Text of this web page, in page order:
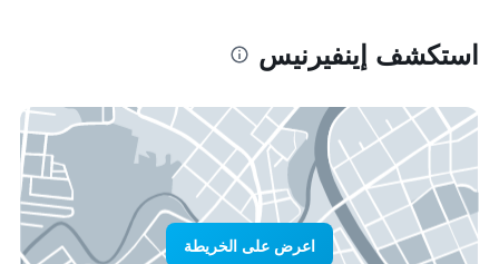
استكشف إينفيرنيس
اعرض على الخريطة